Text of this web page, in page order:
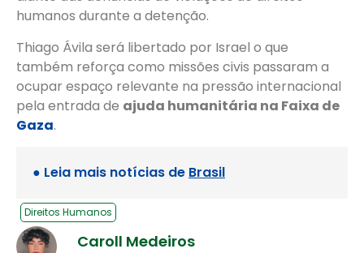
humanos durante a detenção.
Thiago Ávila será libertado por Israel o que
também reforça como missões civis passaram a
ocupar espaço relevante na pressão internacional
pela entrada de ajuda humanitária na Faixa de
Gaza.
● Leia mais notícias de Brasil
Direitos Humanos
Caroll Medeiros